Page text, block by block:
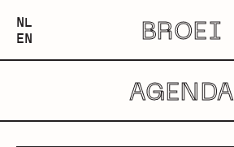
NEDERLANDS
NL
ENGLISH
EN BROEI
AGENDA